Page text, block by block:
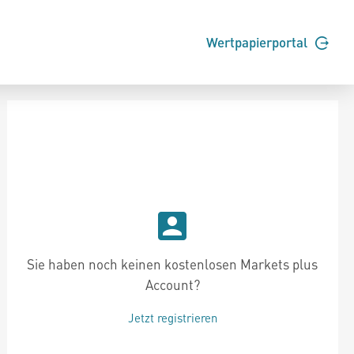
Wertpapierportal
Sie haben noch keinen kostenlosen Markets plus
Account?
Jetzt registrieren